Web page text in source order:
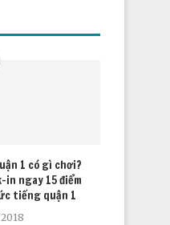
1 có gì chơi?
in ngay 15 điểm
tiếng quận 1